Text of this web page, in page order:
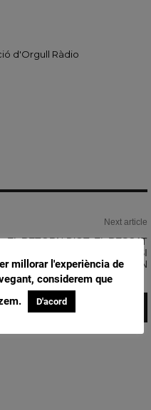
d'Orgull Ràdio
Next article
EL RETORN D’OT, EL RESCAT
DE DICAPRIO I LA QUASI
MORT DE ZAC EFRON
millorar l'experiència de
considerem que
D'acord